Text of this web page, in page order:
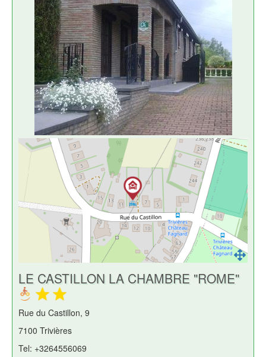
LE CASTILLON LA CHAMBRE "ROME"
Rue du Castillon, 9
7100 Trivières
Tel: +3264556069